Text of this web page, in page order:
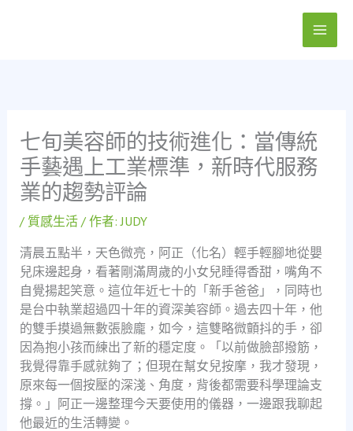
七旬美容師的技術進化：當傳統
手藝遇上工業標準，新時代服務
業的趨勢評論
/ 質感生活/ 作者:JUDY
清晨五點半，天色微亮，阿正（化名）輕手輕腳地從嬰
兒床邊起身，看著剛滿周歲的小女兒睡得香甜，嘴角不
自覺揚起笑意。這位年近七十的「新手爸爸」，同時也
是台中執業超過四十年的資深美容師。過去四十年，他
的雙手摸過無數張臉龐，如今，這雙略微顫抖的手，卻
因為抱小孩而練出了新的穩定度。「以前做臉部撥筋，
我覺得靠手感就夠了；但現在幫女兒按摩，我才發現，
原來每一個按壓的深淺、角度，背後都需要科學理論支
撐。」阿正一邊整理今天要使用的儀器，一邊跟我聊起
他最近的生活轉變。